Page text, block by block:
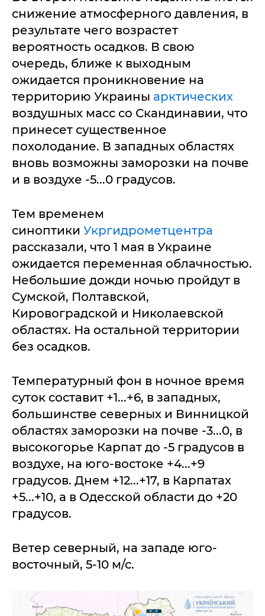
снижение атмосферного давления, в
результате чего возрастет
вероятность осадков. В свою
очередь, ближе к выходным
ожидается проникновение на
территорию Украины арктических
воздушных масс со Скандинавии, что
принесет существенное
похолодание. В западных областях
вновь возможны заморозки на почве
и в воздухе -5...0 градусов.
Тем временем
синоптики Укргидрометцентра
рассказали, что 1 мая в Украине
ожидается переменная облачностью.
Небольшие дожди ночью пройдут в
Сумской, Полтавской,
Кировоградской и Николаевской
областях. На остальной территории
без осадков.
Температурный фон в ночное время
суток составит +1...+6, в западных,
большинстве северных и Винницкой
областях заморозки на почве -3...0, в
высокогорье Карпат до -5 градусов в
воздухе, на юго-востоке +4...+9
градусов. Днем +12...+17, в Карпатах
+5...+10, а в Одесской области до +20
градусов.
Ветер северный, на западе юго-
восточный, 5-10 м/с.